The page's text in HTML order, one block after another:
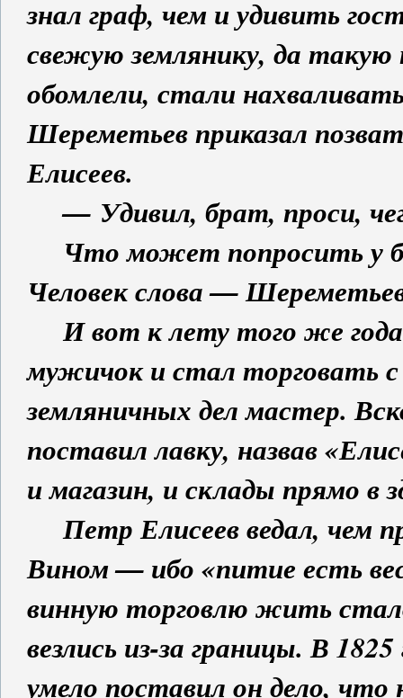
знал граф, чем и удивить
свежую землянику, да
обомлели, стали
Шереметьев приказал
Елисеев.
— Удивил, брат, проси,
Что может попросить у
Человек слова —
И вот к лету того же года
мужичок и стал торговать
земляничных дел мастер.
поставил лавку, назвав
и магазин, и склады прямо
Петр Елисеев ведал, чем
Вином — ибо «питие есть
винную торговлю жить
везлись из-за границы. В
умело поставил он дело, что